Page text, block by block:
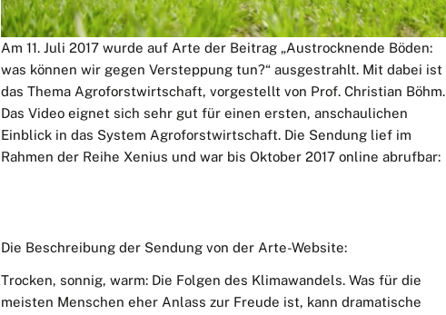
Am 11. Juli 2017 wurde auf Arte der Beitrag „Austrocknende Böden:
was können wir gegen Versteppung tun?“ ausgestrahlt. Mit dabei ist
das Thema Agroforstwirtschaft, vorgestellt von Prof. Christian Böhm.
Das Video eignet sich sehr gut für einen ersten, anschaulichen
Einblick in das System Agroforstwirtschaft. Die Sendung lief im
Rahmen der Reihe Xenius und war bis Oktober 2017 online abrufbar:
Die Beschreibung der Sendung von der Arte-Website:
Trocken, sonnig, warm: Die Folgen des Klimawandels. Was für die
meisten Menschen eher Anlass zur Freude ist, kann dramatische